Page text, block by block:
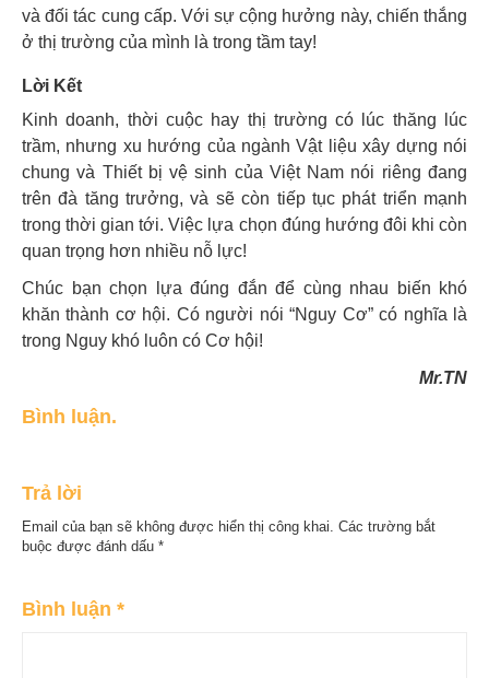
và đối tác cung cấp. Với sự cộng hưởng này, chiến thắng
ở thị trường của mình là trong tầm tay!
Lời Kết
Kinh doanh, thời cuộc hay thị trường có lúc thăng lúc
trầm, nhưng xu hướng của ngành Vật liệu xây dựng nói
chung và Thiết bị vệ sinh của Việt Nam nói riêng đang
trên đà tăng trưởng, và sẽ còn tiếp tục phát triển mạnh
trong thời gian tới. Việc lựa chọn đúng hướng đôi khi còn
quan trọng hơn nhiều nỗ lực!
Chúc bạn chọn lựa đúng đắn để cùng nhau biến khó
khăn thành cơ hội. Có người nói “Nguy Cơ” có nghĩa là
trong Nguy khó luôn có Cơ hội!
Mr.TN
Bình luận.
Trả lời
Email của bạn sẽ không được hiển thị công khai.
Các trường bắt
buộc được đánh dấu *
Bình luận *